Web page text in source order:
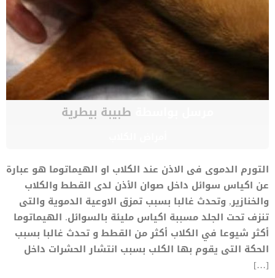
طبيبة بيطرية
التورم الدموى فى الاذن عند الكلاب او الهيماتوما هو عبارة
عن اكياس سوائل داخل صوان الأذن لدى القطط والكلاب
والخنازير, وتحدث غالبا بسبب تمزق الاوعية الدموية والتى
تنزف تحت الجلد مسببة اكياس مليئة بالسوائل. الهيماتوما
أكثر شيوعا في الكلاب أكثر من القطط و تحدث غالبا بسبب
الحكة التى يقوم بها الكلب بسبب انتشار الحشرات داخل
[…]